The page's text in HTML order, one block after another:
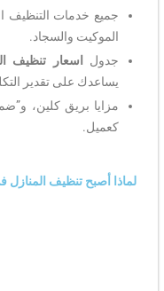
جميع خدمات التنظيف
الموكيت والسجاد.
جدول
اسعار تنظيف
يساعدك على تقدير
مزايا بريق كلين،
كعميل.
لماذا أصبح تنظيف